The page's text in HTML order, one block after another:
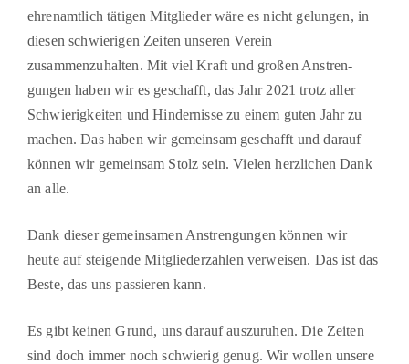
ehrenamtlich tätigen Mitglieder wäre es nicht gelungen, in
diesen schwierigen Zeiten unseren Verein
zusammenzuhalten. Mit viel Kraft und großen Anstren­
gungen haben wir es geschafft, das Jahr 2021 trotz aller
Schwierigkeiten und Hindernisse zu einem guten Jahr zu
machen. Das haben wir gemeinsam geschafft und darauf
können wir gemeinsam Stolz sein. Vielen herzlichen Dank
an alle.
Dank dieser gemeinsamen Anstrengungen können wir
heute auf steigende Mitgliederzahlen verweisen. Das ist das
Beste, das uns passieren kann.
Es gibt keinen Grund, uns darauf auszuruhen. Die Zeiten
sind doch immer noch schwierig genug. Wir wollen unsere